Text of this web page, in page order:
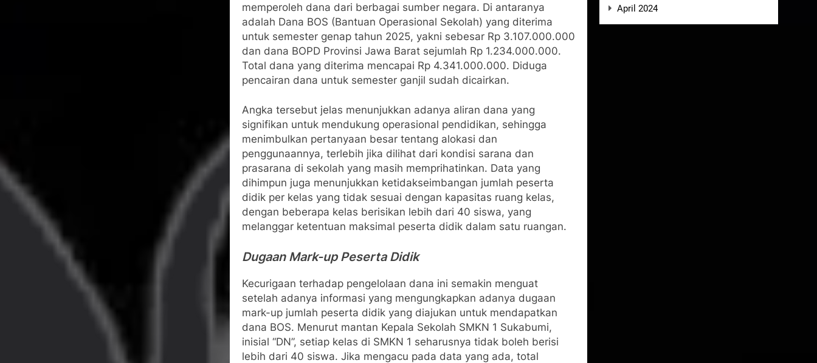
memperoleh dana dari berbagai sumber negara. Di antaranya
adalah Dana BOS (Bantuan Operasional Sekolah) yang diterima
untuk semester genap tahun 2025, yakni sebesar Rp 3.107.000.000
dan dana BOPD Provinsi Jawa Barat sejumlah Rp 1.234.000.000.
Total dana yang diterima mencapai Rp 4.341.000.000. Diduga
pencairan dana untuk semester ganjil sudah dicairkan.
Angka tersebut jelas menunjukkan adanya aliran dana yang
signifikan untuk mendukung operasional pendidikan, sehingga
menimbulkan pertanyaan besar tentang alokasi dan
penggunaannya, terlebih jika dilihat dari kondisi sarana dan
prasarana di sekolah yang masih memprihatinkan. Data yang
dihimpun juga menunjukkan ketidakseimbangan jumlah peserta
didik per kelas yang tidak sesuai dengan kapasitas ruang kelas,
dengan beberapa kelas berisikan lebih dari 40 siswa, yang
melanggar ketentuan maksimal peserta didik dalam satu ruangan.
Dugaan Mark-up Peserta Didik
Kecurigaan terhadap pengelolaan dana ini semakin menguat
setelah adanya informasi yang mengungkapkan adanya dugaan
mark-up jumlah peserta didik yang diajukan untuk mendapatkan
dana BOS. Menurut mantan Kepala Sekolah SMKN 1 Sukabumi,
inisial “DN”, setiap kelas di SMKN 1 seharusnya tidak boleh berisi
lebih dari 40 siswa. Jika mengacu pada data yang ada, total
April 2024